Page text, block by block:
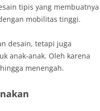
tipis yang membuatnya
mobilitas tinggi.
desain, tetapi juga
anak-anak. Oleh karena
menengah.